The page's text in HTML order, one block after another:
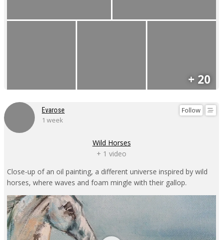
+ 20
Follow
Evarose
1 week
Wild Horses
+ 1 video
Close-up of an oil painting, a different universe inspired by wild
horses, where waves and foam mingle with their gallop.